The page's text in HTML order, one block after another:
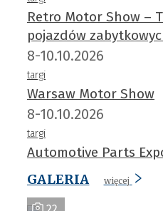
Retro Motor Show –
pojazdów
8-10.10.2026
targi
Warsaw Motor Show
8-10.10.2026
targi
Automotive Parts
GALERIA
więcej